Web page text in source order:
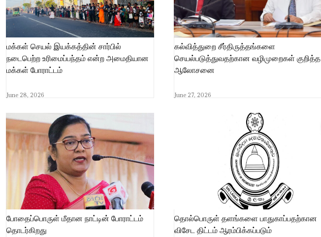
மக்கள் செயல் இயக்கத்தின் சார்பில்
நடைபெற்ற உரிமைப்பந்தம் என்ற அமைதியான
மக்கள் போராட்டம்
June 28, 2026
கல்வித்துறை சீர்திருத்தங்களை
செயல்படுத்துவதற்கான வழிமுறைகள் குறித்த
ஆலோசனை
June 27, 2026
போதைப்பொருள் மீதான நாட்டின் போராட்டம்
தொடர்கிறது
தொல்பொருள் தளங்களை பாதுகாப்பதற்கான
விசேட திட்டம் ஆரம்பிக்கப்படும்